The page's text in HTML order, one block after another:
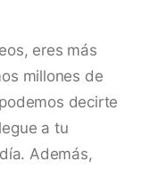
eres más
millones de
decirte
a tu
Además,